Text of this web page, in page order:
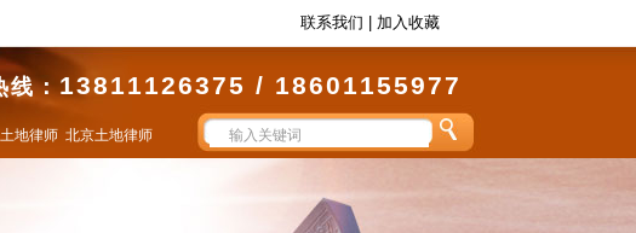
联系我们 加入收藏
线：13811126375 / 18601155977
土地律师 北京土地律师